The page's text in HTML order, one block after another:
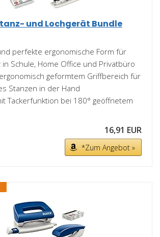
und Lochgerät Bundle
perfekte ergonomische Form für
in Schule, Home Office und Privatbüro
geformtem Griffbereich für
Stanzen in der Hand
Tackerfunktion bei 180° geöffnetem
16,91 EUR
*Zum Angebot »